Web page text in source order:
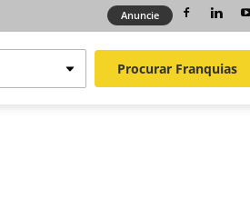
Anuncie
Procurar Franquias